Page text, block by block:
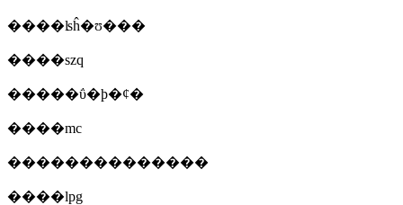
����ʪĥ�ʊ���
����szq
�����ΰ�ϸ�ȼ�
����mc
��������������
����lpg